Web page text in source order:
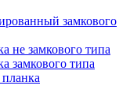
замкового
не замкового типа
замкового типа